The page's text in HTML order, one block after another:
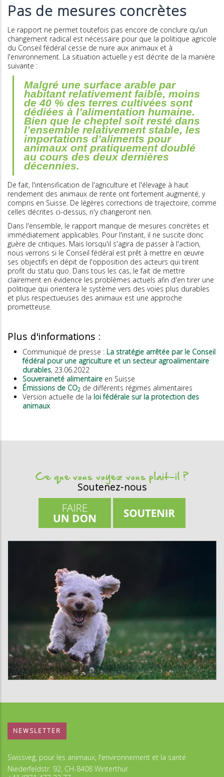
Pas de mesures concrètes
Le rapport ne permet toutefois pas encore de conclure qu'un
changement radical est nécessaire pour que la politique agricole
du Conseil fédéral cesse de nuire aux animaux et à
l'environnement. La situation actuelle y est décrite de la manière
suivante :
Malgré une surface arable par
habitant relativement faible, moins
de 40 % des terres cultivées sont
dédiées à l’alimentation humaine.
Bien que le cheptel soit resté dans
l’ensemble relativement stable, les
importations d’aliments pour
animaux ont pratiquement doublé
au cours des deux dernières
décennies.
De fait, l'intensification de l'agriculture et l'élevage à haut
rendement des animaux de rente ont fortement augmenté, y
compris en Suisse. De légères corrections de trajectoire, comme
celles décrites ci-dessus, n'y changeront rien.
Dans l'ensemble, le rapport manque de mesures concrètes et
immédiatement applicables. Pour l'instant, il ne suscite donc
guère de critiques. Mais lorsqu'il s'agira de passer à l'action,
nous verrons si le Conseil fédéral est prêt à mettre en œuvre
ses objectifs en dépit de l'opposition des acteurs qui tirent
profit du statu quo. Dans tous les cas, le fait de mettre
clairement en évidence les problèmes actuels afin d'en tirer une
politique qui orientera le système vers des voies plus durables
et plus respectueuses des animaux est une approche
prometteuse.
Plus d'informations :
Communiqué de presse : La stratégie arrêtée par le Conseil
fédéral pour une agriculture et un secteur agroalimentaire
durables, 23.06.2022
Souveraineté alimentaire en Suisse
Émissions de CO2 de différents régimes alimentaires
Version actuelle de la loi fédérale sur la protection des
animaux
Ce que vous voyez vous plait-il ?
Soutenez-nous
NEWSLETTER
Swissveg, pour les animaux, l'environnement et la santé
Niederfeldstr. 92, CH-8408 Winterthur